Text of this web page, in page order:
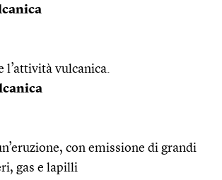
l’attività vulcanica.
con emissione di grandi
gas e lapilli